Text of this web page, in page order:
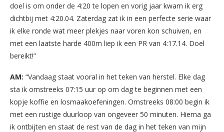
doel is om onder de 4:20 te lopen en vorig jaar kwam ik erg
dichtbij met 4:20.04. Zaterdag zat ik in een perfecte serie waar
ik elke ronde wat meer plekjes naar voren kon schuiven, en
met een laatste harde 400m liep ik een PR van 4:17.14. Doel
bereikt!”
AM: “Vandaag staat vooral in het teken van herstel. Elke dag
sta ik omstreeks 07:15 uur op om dag te beginnen met een
kopje koffie en losmaakoefeningen. Omstreeks 08:00 begin ik
met een rustige duurloop van ongeveer 50 minuten. Hierna ga
ik ontbijten en staat de rest van de dag in het teken van mijn